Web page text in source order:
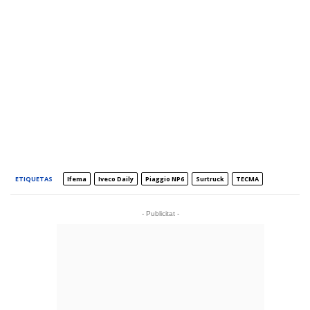
ETIQUETAS Ifema Iveco Daily Piaggio NP6 Surtruck TECMA
- Publicitat -